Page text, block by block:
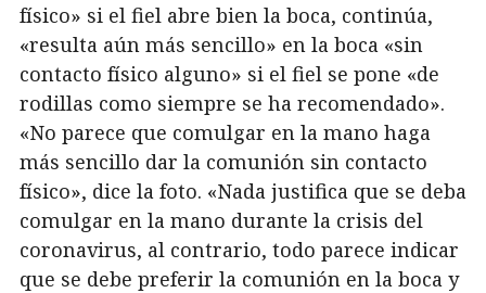
físico» si el fiel abre bien la boca, continúa,
«resulta aún más sencillo» en la boca «sin
contacto físico alguno» si el fiel se pone «de
rodillas como siempre se ha recomendado».
«No parece que comulgar en la mano haga
más sencillo dar la comunión sin contacto
físico», dice la foto. «Nada justifica que se deba
comulgar en la mano durante la crisis del
coronavirus, al contrario, todo parece indicar
que se debe preferir la comunión en la boca y